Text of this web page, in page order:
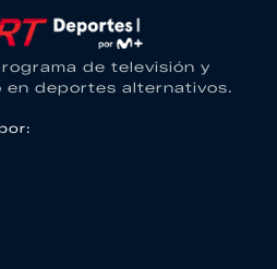
de televisión y
en deportes alternativos.